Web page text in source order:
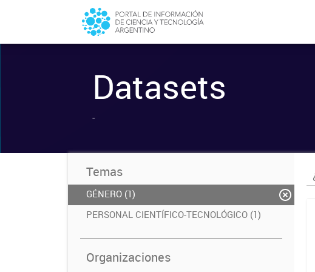
Datasets
-
Temas
GÉNERO (1)
PERSONAL CIENTÍFICO-TECNOLÓGICO (1)
Organizaciones